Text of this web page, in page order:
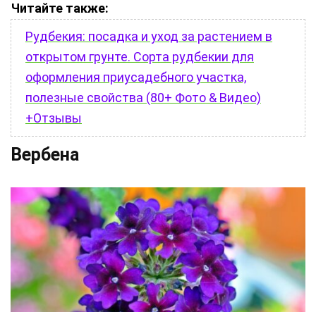
Читайте также:
Рудбекия: посадка и уход за растением в
открытом грунте. Сорта рудбекии для
оформления приусадебного участка,
полезные свойства (80+ Фото & Видео)
+Отзывы
Вербена